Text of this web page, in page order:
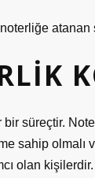
atanan
süreçtir.
sahip olmalı
olan kişilerdir.